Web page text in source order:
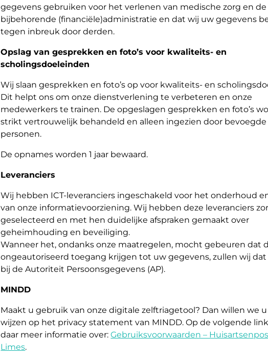
gegevens gebruiken voor het verlenen van medische zorg en de
bijbehorende (financiële)administratie en dat wij uw gegevens
tegen inbreuk door derden.
Opslag van gesprekken en foto’s voor kwaliteits- en
scholingsdoeleinden
Wij slaan gesprekken en foto’s op voor kwaliteits- en
Dit helpt ons om onze dienstverlening te verbeteren en onze
medewerkers te trainen. De opgeslagen gesprekken en foto’s
strikt vertrouwelijk behandeld en alleen ingezien door bevoegde
personen.
De opnames worden 1 jaar bewaard.
Leveranciers
Wij hebben ICT-leveranciers ingeschakeld voor het onderhoud
van onze informatievoorziening. Wij hebben deze leveranciers
geselecteerd en met hen duidelijke afspraken gemaakt over
geheimhouding en beveiliging.
Wanneer het, ondanks onze maatregelen, mocht gebeuren dat
ongeautoriseerd toegang krijgen tot uw gegevens, zullen wij
bij de Autoriteit Persoonsgegevens (AP).
MINDD
Maakt u gebruik van onze digitale zelftriagetool? Dan willen we u
wijzen op het privacy statement van MINDD. Op de volgende
daar meer informatie over:Gebruiksvoorwaarden –
Limes.